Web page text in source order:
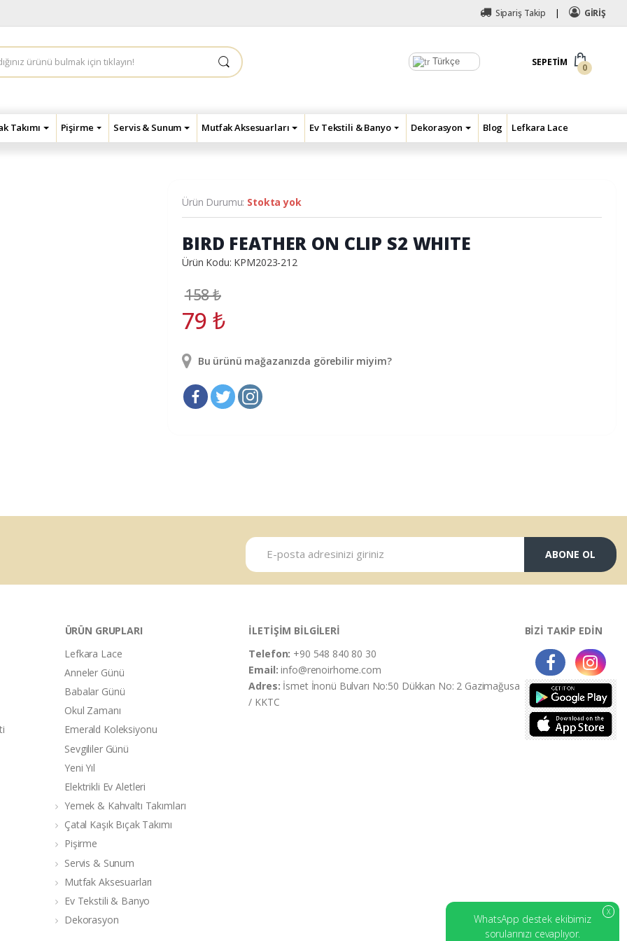
Sipariş Takip GİRİŞ
Türkçe SEPETIM
0
Takımı Pişirme Servis & Sunum Mutfak Aksesuarları Ev Tekstili & Banyo Dekorasyon Blog Lefkara Lace
Ürün Durumu: Stokta yok
BIRD FEATHER ON CLIP S2 WHITE
Ürün Kodu: KPM2023-212
158₺
79 ₺
Bu ürünü mağazanızda görebilir miyim?
ABONE OL
ÜRÜN GRUPLARI
Lefkara Lace
Anneler Günü
Babalar Günü
Okul Zamanı
Emerald Koleksiyonu
Sevgililer Günü
Yeni Yıl
Elektrikli Ev Aletleri
Yemek & Kahvaltı Takımları
Çatal Kaşık Bıçak Takımı
Pişirme
Servis & Sunum
Mutfak Aksesuarları
Ev Tekstili & Banyo
Dekorasyon
İLETİŞİM BİLGİLERİ
Telefon: +90 548 840 80 30
Email:info@renoirhome.com
Adres: İsmet İnonü Bulvarı No:50 Dükkan No: 2 Gazimağusa
/ KKTC
BİZİ TAKİP EDİN
X
WhatsApp destek ekibimiz
sorularınızı cevaplıyor.